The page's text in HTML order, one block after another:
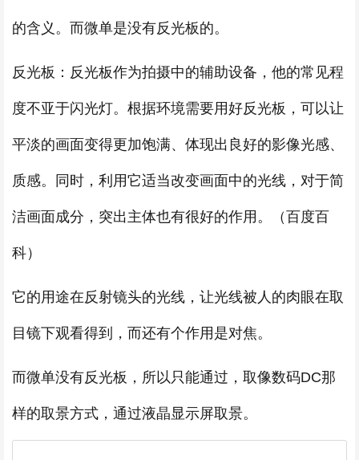
的含义。而微单是没有反光板的。
反光板：反光板作为拍摄中的辅助设备，他的常见程
度不亚于闪光灯。根据环境需要用好反光板，可以让
平淡的画面变得更加饱满、体现出良好的影像光感、
质感。同时，利用它适当改变画面中的光线，对于简
洁画面成分，突出主体也有很好的作用。（百度百
科）
它的用途在反射镜头的光线，让光线被人的肉眼在取
目镜下观看得到，而还有个作用是对焦。
而微单没有反光板，所以只能通过，取像数码DC那
样的取景方式，通过液晶显示屏取景。